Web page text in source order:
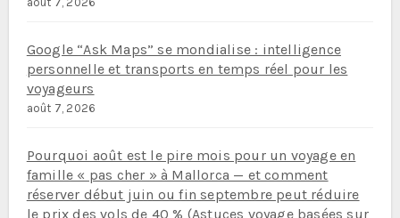
Google “Ask Maps” se mondialise : intelligence
personnelle et transports en temps réel pour les
voyageurs
août 7, 2026
Pourquoi août est le pire mois pour un voyage en
famille « pas cher » à Mallorca — et comment
réserver début juin ou fin septembre peut réduire
le prix des vols de 40 % (Astuces voyage basées sur